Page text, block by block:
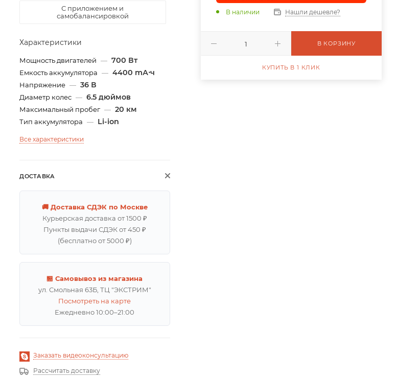
С приложением и
самобалансировкой
Характеристики
Мощность двигателей — 700 Вт
Емкость аккумулятора — 4400 mА⋅ч
Напряжение — 36 В
Диаметр колес — 6.5 дюймов
Максимальный пробег — 20 км
Тип аккумулятора — Li-ion
Все характеристики
ДОСТАВКА
🚚 Доставка СДЭК по Москве
Курьерская доставка от 1500 ₽
Пункты выдачи СДЭК от 450 ₽
(бесплатно от 5000 ₽)
🏪 Самовывоз из магазина
ул. Смольная 63Б, ТЦ "ЭКСТРИМ"
Посмотреть на карте
Ежедневно 10:00–21:00
Заказать видеоконсультацию
Рассчитать доставку
В наличии
Нашли дешевле?
В КОРЗИНУ
КУПИТЬ В 1 КЛИК